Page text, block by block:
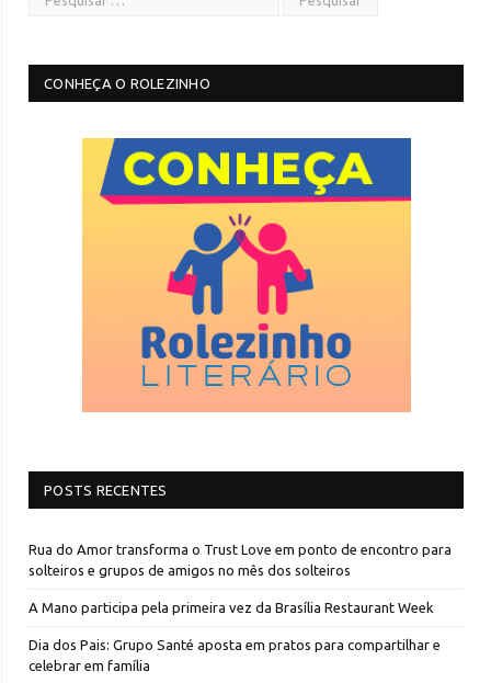
CONHEÇA O ROLEZINHO
POSTS RECENTES
Rua do Amor transforma o Trust Love em ponto de encontro para
solteiros e grupos de amigos no mês dos solteiros
A Mano participa pela primeira vez da Brasília Restaurant Week
Dia dos Pais: Grupo Santé aposta em pratos para compartilhar e
celebrar em família